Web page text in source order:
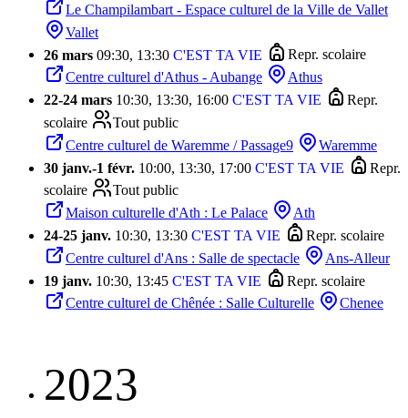
Le Champilambart - Espace culturel de la Ville de Vallet
Vallet
26 mars 09:30, 13:30 C'EST TA VIE
Repr. scolaire
Centre culturel d'Athus - Aubange
Athus
22-24 mars 10:30, 13:30, 16:00 C'EST TA VIE
Repr.
scolaire
Tout public
Centre culturel de Waremme / Passage9
Waremme
30 janv.-1 févr. 10:00, 13:30, 17:00 C'EST TA VIE
Repr.
scolaire
Tout public
Maison culturelle d'Ath : Le Palace
Ath
24-25 janv. 10:30, 13:30 C'EST TA VIE
Repr. scolaire
Centre culturel d'Ans : Salle de spectacle
Ans-Alleur
19 janv. 10:30, 13:45 C'EST TA VIE
Repr. scolaire
Centre culturel de Chênée : Salle Culturelle
Chenee
2023